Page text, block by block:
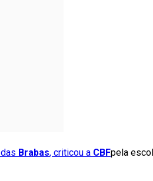
Brabas, criticou a CBFpela